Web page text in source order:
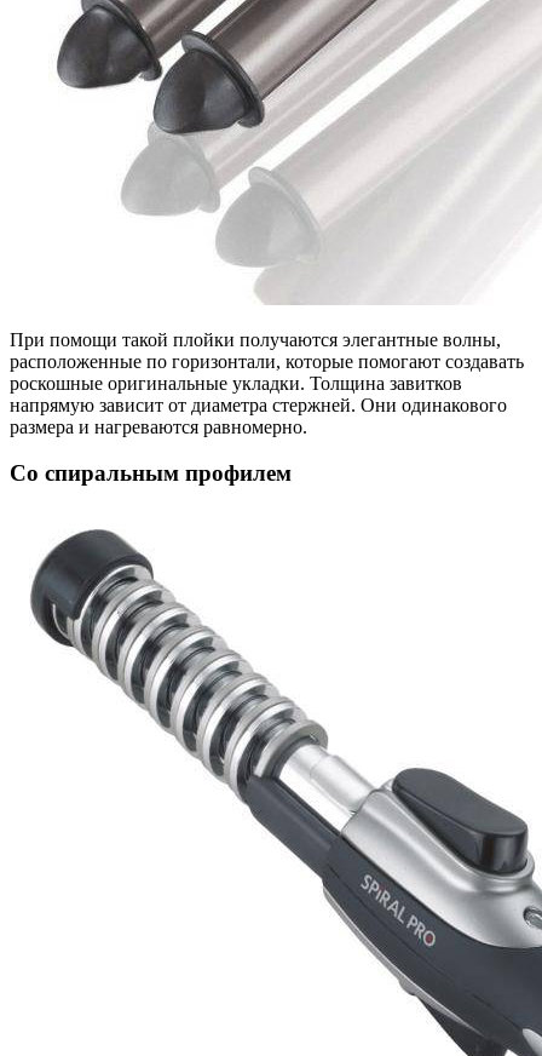
При помощи такой плойки получаются элегантные волны,
расположенные по горизонтали, которые помогают создавать
роскошные оригинальные укладки. Толщина завитков
напрямую зависит от диаметра стержней. Они одинакового
размера и нагреваются равномерно.
Со спиральным профилем